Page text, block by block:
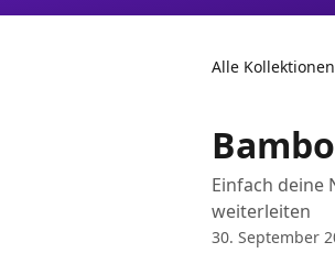
Alle Kollektionen
Einfach deine
weiterleiten
30. September